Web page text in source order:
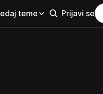
teme Prijavi se